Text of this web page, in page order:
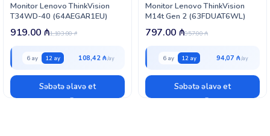
Monitor Lenovo ThinkVision
T34WD-40 (64AEGAR1EU)
1,103.00₼
919.00 ₼
6 ay 12 ay 108,42 ₼
Səbətə əlavə et
Monitor Lenovo ThinkVision
M14t Gen 2 (63FDUAT6WL)
957.00₼
797.00 ₼
6 ay 12 ay 94,07 ₼
Səbətə əlavə et